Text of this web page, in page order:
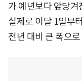
가 예년보다 앞당겨
실제로 이달 1일부
전년 대비 큰 폭으